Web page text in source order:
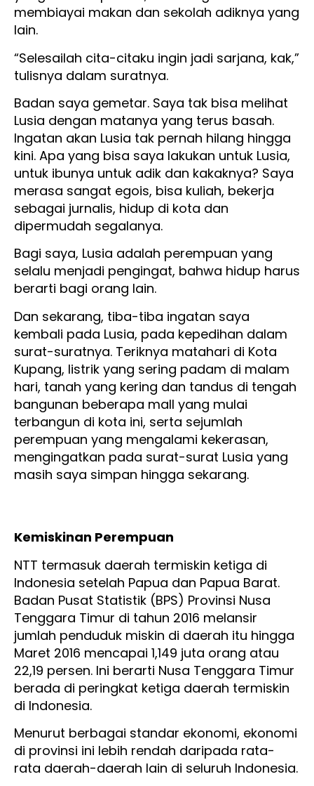
membiayai makan dan sekolah adiknya yang
lain.
“Selesailah cita-citaku ingin jadi sarjana, kak,”
tulisnya dalam suratnya.
Badan saya gemetar. Saya tak bisa melihat
Lusia dengan matanya yang terus basah.
Ingatan akan Lusia tak pernah hilang hingga
kini. Apa yang bisa saya lakukan untuk Lusia,
untuk ibunya untuk adik dan kakaknya? Saya
merasa sangat egois, bisa kuliah, bekerja
sebagai jurnalis, hidup di kota dan
dipermudah segalanya.
Bagi saya, Lusia adalah perempuan yang
selalu menjadi pengingat, bahwa hidup harus
berarti bagi orang lain.
Dan sekarang, tiba-tiba ingatan saya
kembali pada Lusia, pada kepedihan dalam
surat-suratnya. Teriknya matahari di Kota
Kupang, listrik yang sering padam di malam
hari, tanah yang kering dan tandus di tengah
bangunan beberapa mall yang mulai
terbangun di kota ini, serta sejumlah
perempuan yang mengalami kekerasan,
mengingatkan pada surat-surat Lusia yang
masih saya simpan hingga sekarang.
Kemiskinan Perempuan
NTT termasuk daerah termiskin ketiga di
Indonesia setelah Papua dan Papua Barat.
Badan Pusat Statistik (BPS) Provinsi Nusa
Tenggara Timur di tahun 2016 melansir
jumlah penduduk miskin di daerah itu hingga
Maret 2016 mencapai 1,149 juta orang atau
22,19 persen. Ini berarti Nusa Tenggara Timur
berada di peringkat ketiga daerah termiskin
di Indonesia.
Menurut berbagai standar ekonomi, ekonomi
di provinsi ini lebih rendah daripada rata-
rata daerah-daerah lain di seluruh Indonesia.